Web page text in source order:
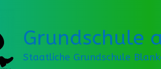
Grundschule
Staatliche Grundschule